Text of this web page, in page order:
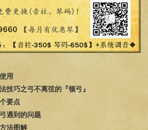
用
技巧之弓不离弦的『顿弓』
要点
遇到的问题
法图解